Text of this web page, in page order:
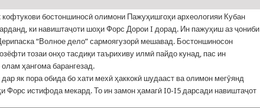
кофтукови бостоншиносӣ олимони Пажуҳишгоҳи археологияи Кубан
ки навиштаҷоти шоҳи Форс Дорои I дорад. Ин пажуҳиш аз ҷониби
“Волное дело” сармоягузорӣ мешавад. Бостоншиносон
тозаи онҳо тасдиқи таърихиву илмӣ пайдо кунад, пас ин
ҳангома барангезад.
як пора обида бо хати мехӣ ҳаккокӣ шудааст ва олимон мегӯянд
Форс истифода мекард. То ин замон ҳамагӣ I0-I5 дарсади навиштаҷот